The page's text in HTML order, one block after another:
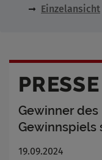
Einzelansicht
PRESSE
Gewinner
Gewinnspiels
19.09.2024